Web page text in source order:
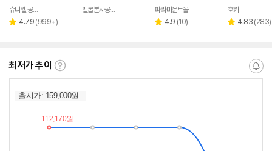
페이
슈니엘 공식 온라인스토어
별 4.79 리
(999+)
밸롭본사공식몰 파라마운트몰
별 4.9 리
(10)
호카
별 4.83 리
(283)
최저가 추이
최
가
이
란?
알